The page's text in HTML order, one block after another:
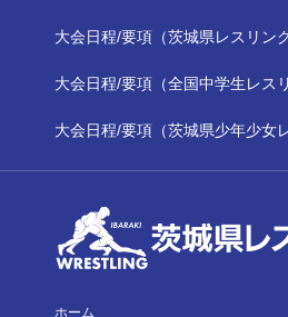
大会日程/要項（茨城県レスリン
大会日程/要項（全国中学生レス
大会日程/要項（茨城県少年少女
ホーム